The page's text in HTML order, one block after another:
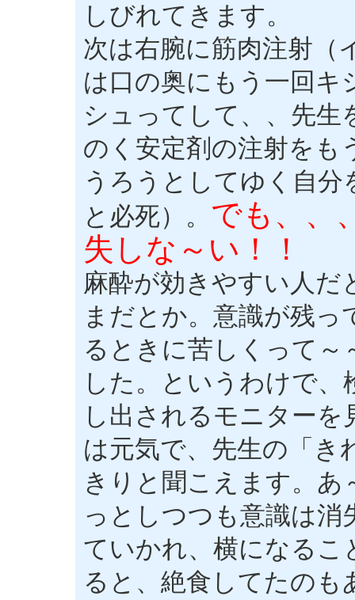
しびれてきます。
次は右腕に筋肉注射（
は口の奥にもう一回
シュってして、、先生
のく安定剤の注射をも
うろうとしてゆく自
と必死）。 でも、、
失しな～い！！
麻酔が効きやすい人だ
まだとか。意識が残
るときに苦しくって
した。というわけで
し出されるモニター
は元気で、先生の「き
きりと聞こえます。あ
っとしつつも意識は
ていかれ、横になるこ
ると、絶食してたの